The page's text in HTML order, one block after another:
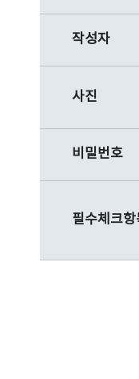
작성자
사진
비밀번호
필수체크항